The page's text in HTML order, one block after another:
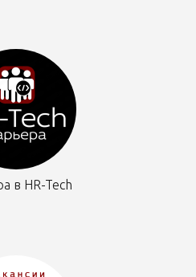
в HR-Tech